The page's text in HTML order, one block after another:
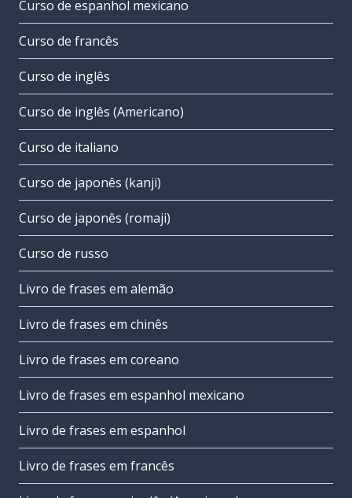
Curso de espanhol mexicano
Curso de francês
Curso de inglês
Curso de inglês (Americano)
Curso de italiano
Curso de japonês (kanji)
Curso de japonês (romaji)
Curso de russo
Livro de frases em alemão
Livro de frases em chinês
Livro de frases em coreano
Livro de frases em espanhol mexicano
Livro de frases em espanhol
Livro de frases em francês